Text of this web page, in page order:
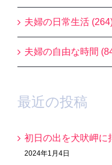
夫婦の日常生活
夫婦の自由な時間
最近の投稿
初日の出を犬吠岬に
2024年1月4日